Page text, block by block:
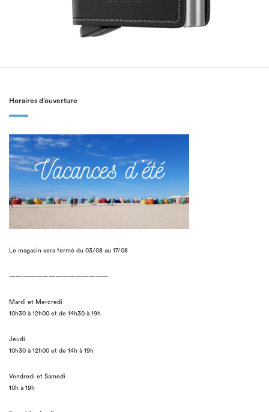
Horaires d’ouverture
Le magasin sera fermé du 03/08 au 17/08
———————————————
Mardi et Mercredi
10h30 à 12h00 et de 14h30 à 19h
Jeudi
10h30 à 12h00 et de 14h à 19h
Vendredi et Samedi
10h à 19h